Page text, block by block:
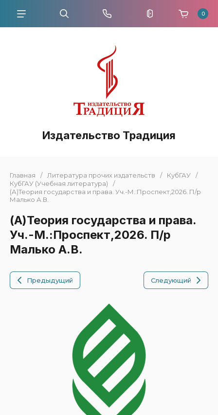
Издательство Традиция
0
Главная / Литература прочих издательств / КубГАУ
/
КубГАУ (Учебная литература)
/
(А)Теория государства и права. Уч.-М.:Проспект,2026. П/р
Малько А.В.
(А)Теория государства и права.
Уч.-М.:Проспект,2026. П/р
Малько А.В.
Предыдущий Следующий